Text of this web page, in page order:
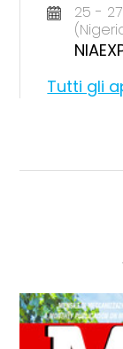
25 -
Tutti gli